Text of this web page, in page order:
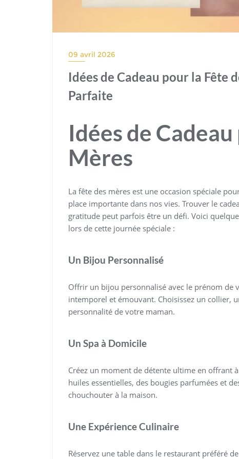
09 avril 2026
Idées de Cadeau pour la Fête
Parfaite
Idées de
Mères
La fête des mères est une occasion spéciale
place importante dans nos vies. Trouver le
gratitude peut parfois être un défi. Voici
lors de cette journée spéciale :
Un Bijou Personnalisé
Offrir un bijou personnalisé avec le prénom de
intemporel et émouvant. Choisissez un collier,
personnalité de votre maman.
Un Spa à Domicile
Créez un moment de détente ultime en offrant
huiles essentielles, des bougies parfumées et
chouchouter à la maison.
Une Expérience Culinaire
Réservez une table dans le restaurant préféré